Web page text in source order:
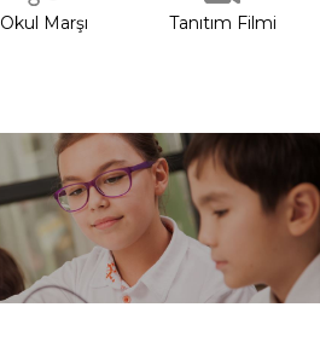
Okul Marşı Tanıtım Filmi